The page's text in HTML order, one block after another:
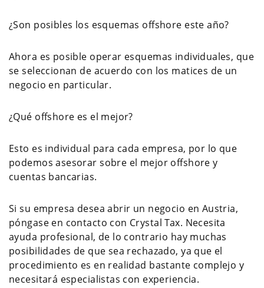
¿Son posibles los esquemas offshore este año?
Ahora es posible operar esquemas individuales, que
se seleccionan de acuerdo con los matices de un
negocio en particular.
¿Qué offshore es el mejor?
Esto es individual para cada empresa, por lo que
podemos asesorar sobre el mejor offshore y
cuentas bancarias.
Si su empresa desea abrir un negocio en Austria,
póngase en contacto con Crystal Tax. Necesita
ayuda profesional, de lo contrario hay muchas
posibilidades de que sea rechazado, ya que el
procedimiento es en realidad bastante complejo y
necesitará especialistas con experiencia.